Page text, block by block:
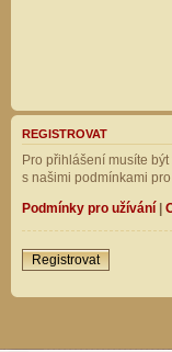
REGISTROVAT
Pro přihlášení musíte
s našimi podmínkami
Podmínky pro užívání |
Registrovat